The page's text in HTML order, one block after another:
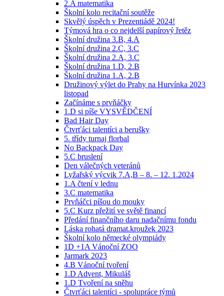
2.A matematika
Školní kolo recitační soutěže
Skvělý úspěch v Prezentiádě 2024!
Týmová hra o co nejdelší papírový řetěz
Školní družina 3.B, 4.A
Školní družina 2.C, 3.C
Školní družina 2.A, 3.C
Školní družina 1.D, 2.B
Školní družina 1.A, 2.B
Družinový výlet do Prahy na Hurvínka 2023
listopad
Začínáme s prvňáčky
1.D si píše VYSVĚDČENÍ
Bad Hair Day
Čtvrťáci talentíci a berušky
5. třídy turnaj florbal
No Backpack Day
5.C bruslení
Den válečných veteránů
Lyžařský výcvik 7.A,B – 8. – 12. 1.2024
1.A čtení v lednu
3.C matematika
Prvňáčci píšou do mouky
5.C Kurz přežití ve světě financí
Předání finančního daru nadačnímu fondu
Láska rohatá dramat.kroužek 2023
Školní kolo německé olympiády
1D +1A Vánoční ZOO
Jarmark 2023
4.B Vánoční tvoření
1.D Advent, Mikuláš
1.D Tvoření na sněhu
Čtvrťáci talentíci - spolupráce týmů